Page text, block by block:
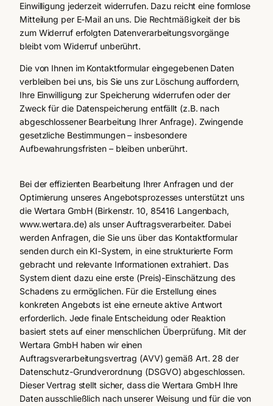
Einwilligung jederzeit widerrufen. Dazu reicht eine formlose
Mitteilung per E-Mail an uns. Die Rechtmäßigkeit der bis
zum Widerruf erfolgten Datenverarbeitungsvorgänge
bleibt vom Widerruf unberührt.
Die von Ihnen im Kontaktformular eingegebenen Daten
verbleiben bei uns, bis Sie uns zur Löschung auffordern,
Ihre Einwilligung zur Speicherung widerrufen oder der
Zweck für die Datenspeicherung entfällt (z.B. nach
abgeschlossener Bearbeitung Ihrer Anfrage). Zwingende
gesetzliche Bestimmungen – insbesondere
Aufbewahrungsfristen – bleiben unberührt.
Bei der effizienten Bearbeitung Ihrer Anfragen und der
Optimierung unseres Angebotsprozesses unterstützt uns
die Wertara GmbH (Birkenstr. 10, 85416 Langenbach,
www.wertara.de) als unser Auftragsverarbeiter. Dabei
werden Anfragen, die Sie uns über das Kontaktformular
senden durch ein KI-System, in eine strukturierte Form
gebracht und relevante Informationen extrahiert. Das
System dient dazu eine erste (Preis)-Einschätzung des
Schadens zu ermöglichen. Für die Erstellung eines
konkreten Angebots ist eine erneute aktive Antwort
erforderlich. Jede finale Entscheidung oder Reaktion
basiert stets auf einer menschlichen Überprüfung. Mit der
Wertara GmbH haben wir einen
Auftragsverarbeitungsvertrag (AVV) gemäß Art. 28 der
Datenschutz-Grundverordnung (DSGVO) abgeschlossen.
Dieser Vertrag stellt sicher, dass die Wertara GmbH Ihre
Daten ausschließlich nach unserer Weisung und für die von